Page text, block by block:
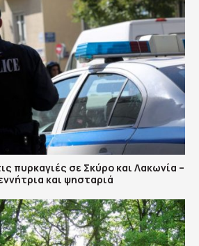
πυρκαγιές σε Σκύρο και Λακωνία –
και ψησταριά